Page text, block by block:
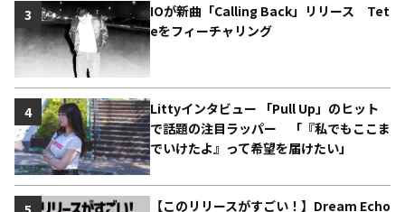
IOが新曲「Calling Back」リリース Tet
eをフィーチャリング
3
Littyインタビュー 「Pull Up」のヒット
で話題の注目ラッパー 「『私でもここま
でいけたよ』って希望を届けたい」
4
【このリリースがすごい！】Dream Echo